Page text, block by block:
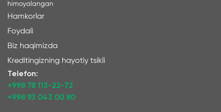
himoyalangan
Hamkorlar
Foydali
Biz haqimizda
Kreditingizning hayotiy tsikli
Telefon:
+998 78 113-22-72
+998 93 043 00 80